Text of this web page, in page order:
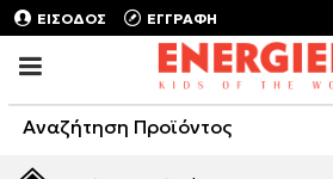
ΕΙΣΟΔΟΣ ΕΓΓΡΑΦΗ